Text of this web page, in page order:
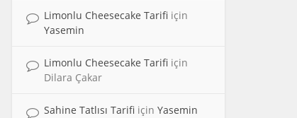
Limonlu Cheesecake Tarifi için
Yasemin
Limonlu Cheesecake Tarifi için
Dilara Çakar
Sahine Tatlısı Tarifi için Yasemin